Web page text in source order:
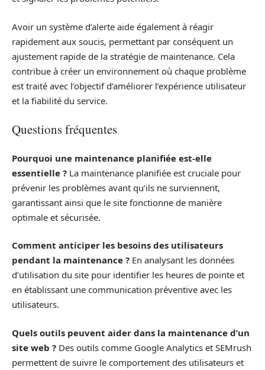
Avoir un système d’alerte aide également à réagir
rapidement aux soucis, permettant par conséquent un
ajustement rapide de la stratégie de maintenance. Cela
contribue à créer un environnement où chaque problème
est traité avec l’objectif d’améliorer l’expérience utilisateur
et la fiabilité du service.
Questions fréquentes
Pourquoi une maintenance planifiée est-elle
essentielle ? La maintenance planifiée est cruciale pour
prévenir les problèmes avant qu’ils ne surviennent,
garantissant ainsi que le site fonctionne de manière
optimale et sécurisée.
Comment anticiper les besoins des utilisateurs
pendant la maintenance ? En analysant les données
d’utilisation du site pour identifier les heures de pointe et
en établissant une communication préventive avec les
utilisateurs.
Quels outils peuvent aider dans la maintenance d’un
site web ? Des outils comme Google Analytics et SEMrush
permettent de suivre le comportement des utilisateurs et